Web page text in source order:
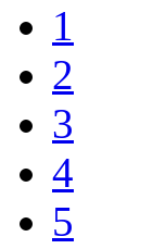
1
2
3
4
5